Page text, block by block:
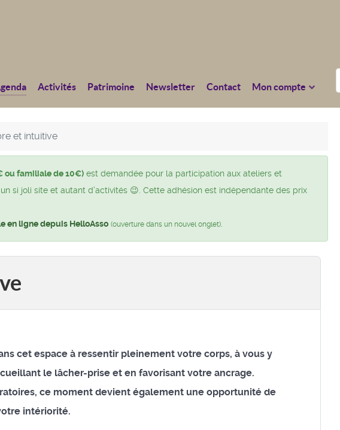
Activités Patrimoine Newsletter Contact Mon compte
et intuitive
ou familiale de 10€) est demandée pour la participation aux ateliers et
si joli site et autant d’activités 😉. Cette adhésion est indépendante des prix
en ligne depuis HelloAsso (ouverture dans un nouvel onglet)
cet espace à ressentir pleinement votre corps, à vous y
le lâcher-prise et en favorisant votre ancrage.
ce moment devient également une opportunité de
intériorité.